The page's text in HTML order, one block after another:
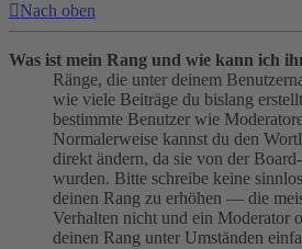
Nach oben
Was ist mein Rang und wie kann ich
Ränge, die unter deinem
wie viele Beiträge du bislang
bestimmte Benutzer wie
Normalerweise kannst du den
direkt ändern, da sie von der
wurden. Bitte schreibe keine
deinen Rang zu erhöhen — die
Verhalten nicht und ein Moderator
deinen Rang unter Umständen